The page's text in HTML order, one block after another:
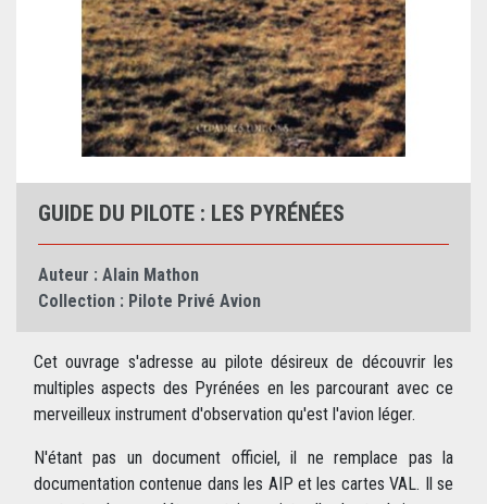
GUIDE DU PILOTE : LES PYRÉNÉES
Auteur : Alain Mathon
Collection : Pilote Privé Avion
Cet ouvrage s'adresse au pilote désireux de découvrir les
multiples aspects des Pyrénées en les parcourant avec ce
merveilleux instrument d'observation qu'est l'avion léger.
N'étant pas un document officiel, il ne remplace pas la
documentation contenue dans les AIP et les cartes VAL. Il se